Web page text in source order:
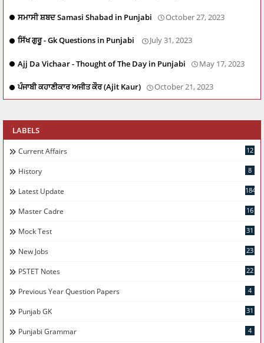
ਸਮਾਸੀ ਸ਼ਬਦ Samasi Shabad in Punjabi October 27, 2023
ਸਿੱਖ ਗੁਰੂ - Gk Questions in Punjabi July 31, 2023
Ajj Da Vichaar - Thought of The Day in Punjabi May 17, 2023
ਪੰਜਾਬੀ ਕਹਾਣੀਕਾਰ ਅਜੀਤ ਕੌਰ (Ajit Kaur) October 21, 2023
LABELS
Current Affairs 12
History 8
Latest Update 184
Master Cadre 16
Mock Test 31
New Jobs 23
PSTET Notes 22
Previous Year Question Papers 4
Punjab GK 31
Punjabi Grammar 4